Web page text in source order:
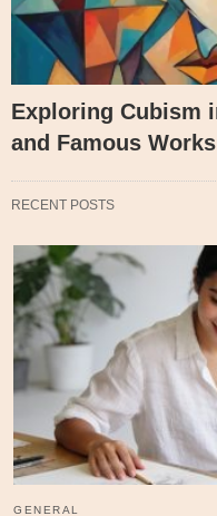
Exploring Cubism
and Famous Works
RECENT POSTS
GENERAL